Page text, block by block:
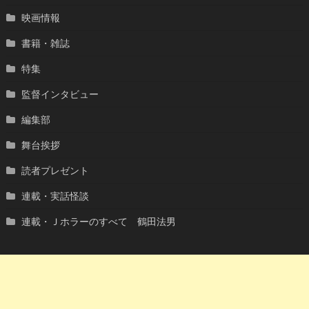
映画情報
書籍・雑誌
特集
監督インタビュー
編集部
舞台挨拶
読者プレゼント
連載・実話怪談
連載・Ｊホラーのすべて 鶴田法男